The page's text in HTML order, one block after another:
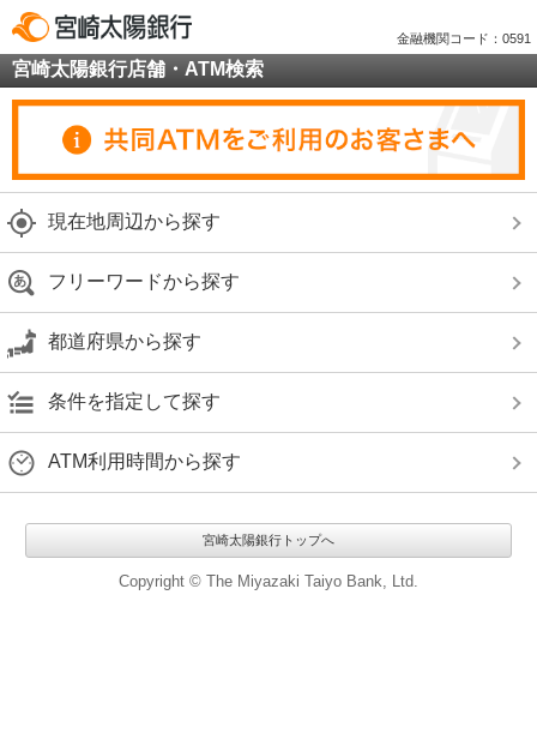
金融機関コード：0591
宮崎太陽銀行店舗・ATM検索
現在地周辺から探す
フリーワードから探す
都道府県から探す
条件を指定して探す
ATM利用時間から探す
宮崎太陽銀行トップへ
Copyright © The Miyazaki Taiyo Bank, Ltd.